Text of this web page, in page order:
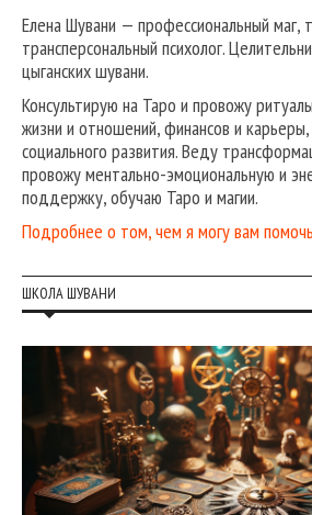
Елена Шувани — профессиональный маг,
трансперсональный психолог.
цыганских шувани.
Консультирую на Таро и провожу
жизни и отношений, финансов и карьеры,
социального развития. Веду
провожу ментально-эмоциональную и
поддержку, обучаю Таро и магии.
Подробнее о том, чем я могу вам
ШКОЛА ШУВАНИ